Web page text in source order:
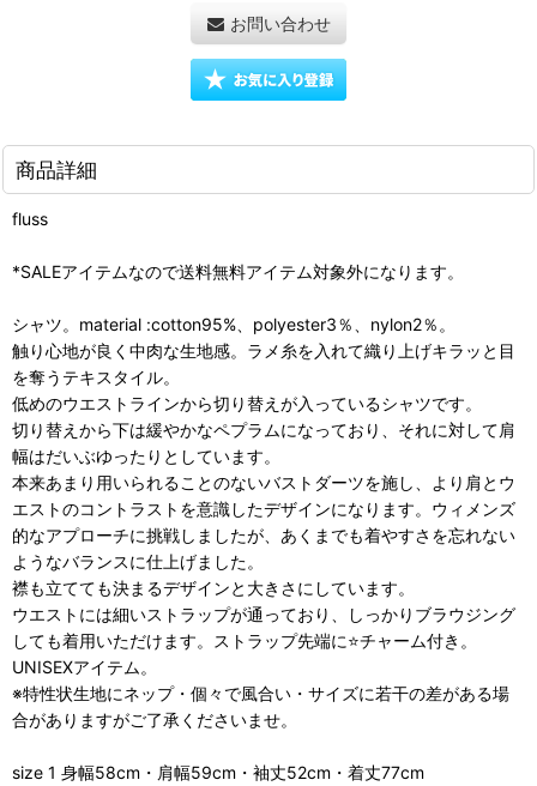
お問い合わせ
商品詳細
fluss
*SALEアイテムなので送料無料アイテム対象外になります。
シャツ。material :cotton95%、polyester3％、nylon2％。
触り心地が良く中肉な生地感。ラメ糸を入れて織り上げキラッと目
を奪うテキスタイル。
低めのウエストラインから切り替えが入っているシャツです。
切り替えから下は緩やかなペプラムになっており、それに対して肩
幅はだいぶゆったりとしています。
本来あまり用いられることのないバストダーツを施し、より肩とウ
エストのコントラストを意識したデザインになります。ウィメンズ
的なアプローチに挑戦しましたが、あくまでも着やすさを忘れない
ようなバランスに仕上げました。
襟も立てても決まるデザインと大きさにしています。
ウエストには細いストラップが通っており、しっかりブラウジング
しても着用いただけます。ストラップ先端に⭐️チャーム付き。
UNISEXアイテム。
※特性状生地にネップ・個々で風合い・サイズに若干の差がある場
合がありますがご了承くださいませ。
size 1 身幅58cm・肩幅59cm・袖丈52cm・着丈77cm